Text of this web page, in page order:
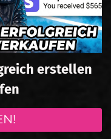
erstellen